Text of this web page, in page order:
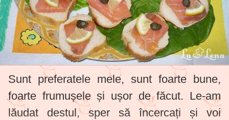
Sunt preferatele mele, sunt foarte bune,
foarte frumușele și ușor de făcut. Le-am
lăudat destul, sper să încercați și voi